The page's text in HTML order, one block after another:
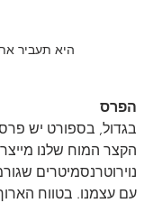
היא תעביר
הפרס
בגדול, בספורט יש
הקצר המוח שלנו מייצר
נוירוטרנסמיטרים
עם עצמנו. בטווח